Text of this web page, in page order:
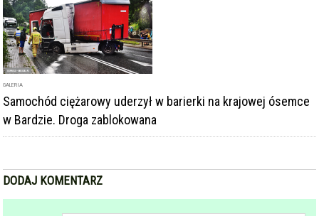
GALERIA
Samochód ciężarowy uderzył w barierki na krajowej ósemce
w Bardzie. Droga zablokowana
DODAJ KOMENTARZ